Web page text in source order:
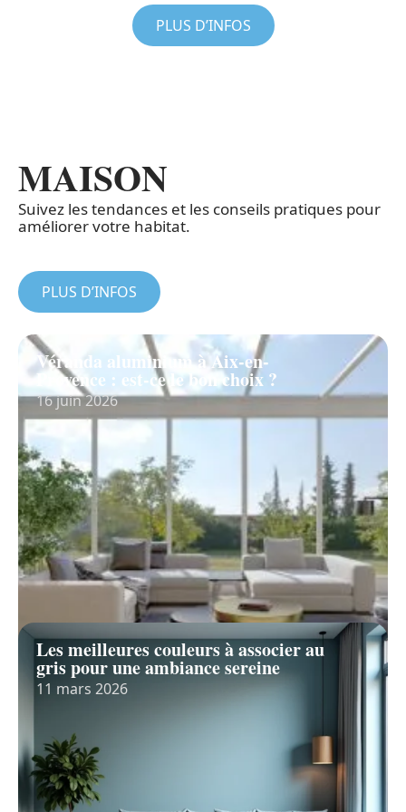
PLUS D’INFOS
MAISON
Suivez les tendances et les conseils pratiques pour
améliorer votre habitat.
PLUS D’INFOS
Véranda aluminium à Aix-en-
Provence : est-ce le bon choix ?
16 juin 2026
Les meilleures couleurs à associer au
gris pour une ambiance sereine
11 mars 2026